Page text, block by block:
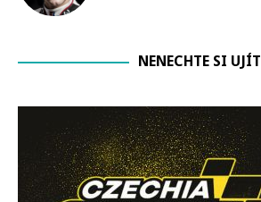
NENECHTE SI UJÍT